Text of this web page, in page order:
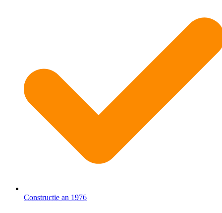
Constructie an 1976